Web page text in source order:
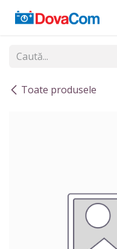
Toate produsele